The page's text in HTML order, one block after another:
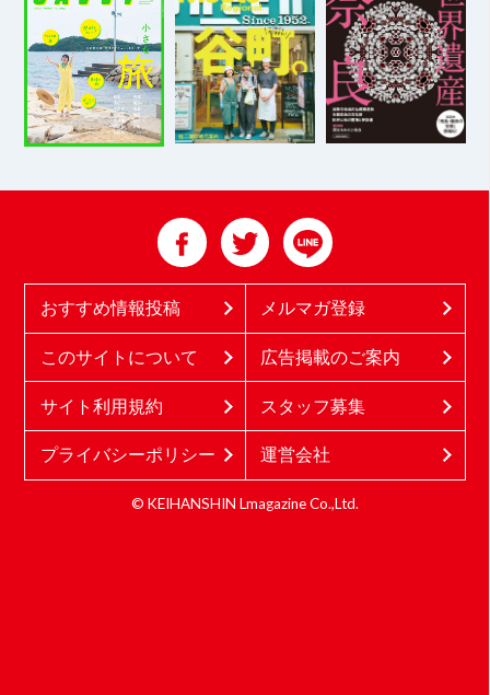
おすすめ情報投稿 メルマガ登録
このサイトについて 広告掲載のご案内
サイト利用規約 スタッフ募集
プライバシーポリシー 運営会社
© KEIHANSHIN Lmagazine Co.,Ltd.